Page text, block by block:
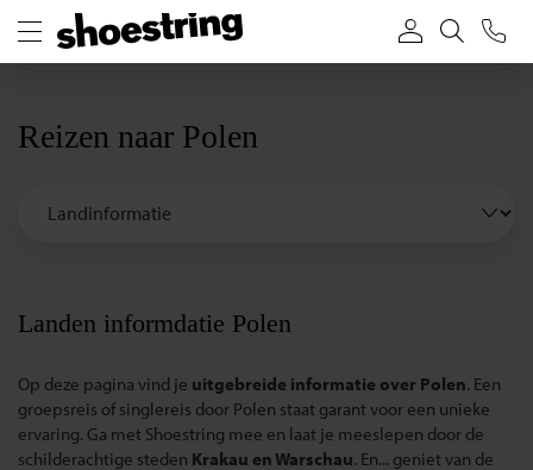
Reizen naar Polen
Landen informdatie Polen
Op deze pagina vind je uitgebreide informatie over Polen. Een
groepsreis of singlereis door Polen staat garant voor een unieke
ervaring. Ga met Shoestring mee en laat je meeslepen door de
schilderachtige steden Krakau en Warschau. En... geniet van de